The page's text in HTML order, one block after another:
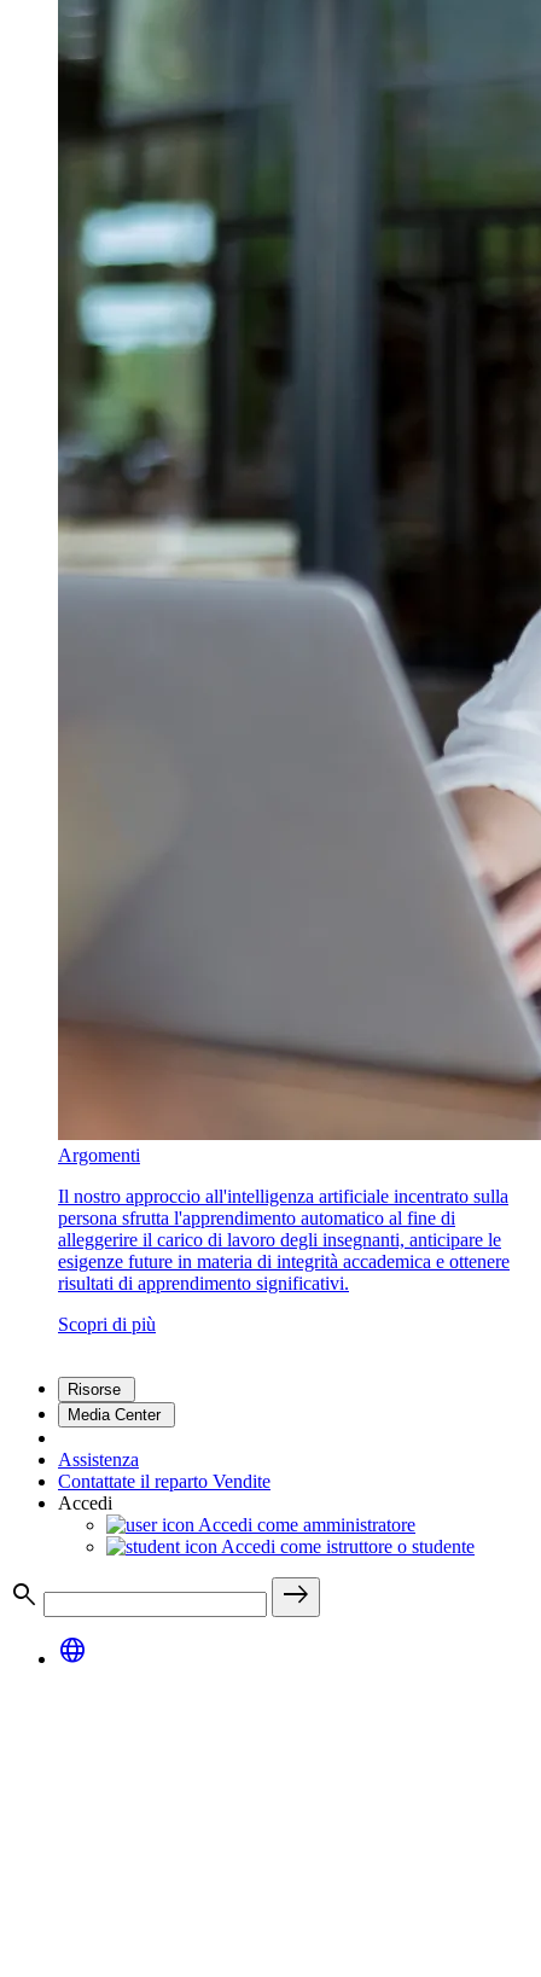
Argomenti
Il nostro approccio all'intelligenza artificiale incentrato sulla
persona sfrutta l'apprendimento automatico al fine di
alleggerire il carico di lavoro degli insegnanti, anticipare le
esigenze future in materia di integrità accademica e ottenere
risultati di apprendimento significativi.
Scopri di più
Risorse
Media Center
Assistenza
Contattate il reparto Vendite
Accedi
Accedi come amministratore
Accedi come istruttore o studente
search
east
language